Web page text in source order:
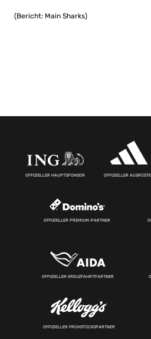
(Bericht: Main Sharks)
OFFIZIELLER HAUPTSPONSOR OFFIZIELLER
OFFIZIELLER PREMIUM-PARTNER
OFFIZIELLER KREUZFAHRTPARTNER
OFFIZIELLER FRÜHSTÜCKSPARTNER